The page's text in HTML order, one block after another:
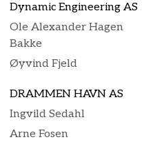
Dynamic Engineering AS
Ole Alexander Hagen
Bakke
Øyvind Fjeld
DRAMMEN HAVN AS
Ingvild Sedahl
Arne Fosen